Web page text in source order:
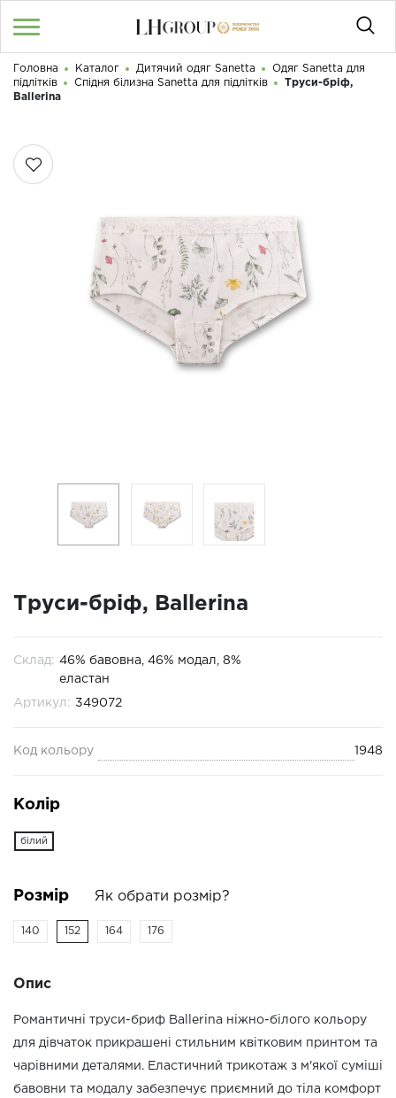
UA|RU
КАТАЛОГ
050 187 33 33
Графік роботи з 9:00 до 21:00
КОНТАКТИ
Доброго дня! Що Ви шукаєте?
Головна Каталог Дитячий одяг Sanetta
Одяг Sanetta для
підлітків
Спідня білизна Sanetta для підлітків
Труси-бріф,
Ballerina
Труси-бріф, Ballerina
Склад: 46% бавовна, 46% модал, 8%
еластан
Артикул: 349072
Код кольору 1948
Колір
білий
Розмір Як обрати розмір?
140 152 164 176
Опис
Романтичні труси-бриф Ballerina ніжно-білого кольору
для дівчаток прикрашені стильним квітковим принтом та
чарівними деталями. Еластичний трикотаж з м'якої суміші
бавовни та модалу забезпечує приємний до тіла комфорт